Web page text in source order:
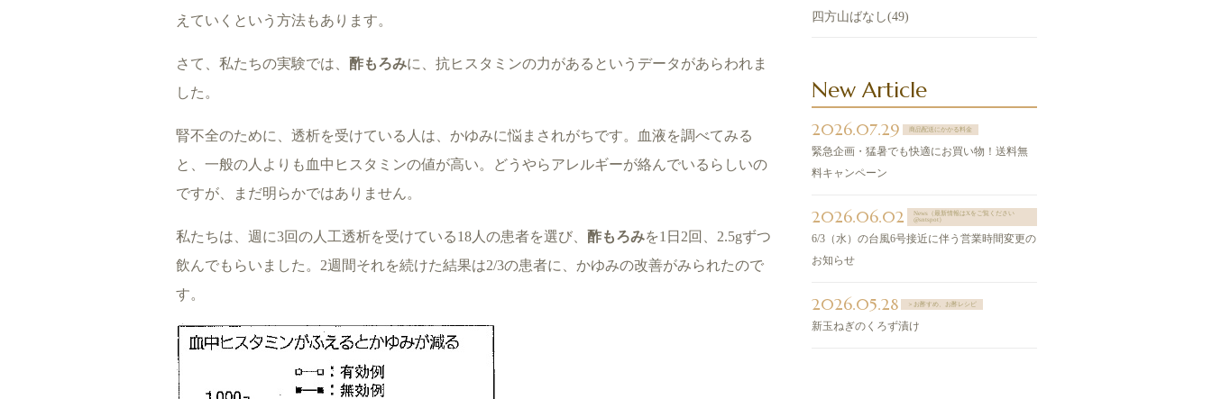
えていくという方法もあります。
さて、私たちの実験では、 酢もろみに、抗ヒスタミンの力があるというデータがあらわれま
した。
腎不全のために、透析を受けている人は、かゆみに悩まされがちです。血液を調べてみる
と、一般の人よりも血中ヒスタミンの値が高い。どうやらアレルギーが絡んでいるらしいの
ですが、まだ明らかではありません。
私たちは、週に3回の人工透析を受けている18人の患者を選び、 酢もろみを1日2回、2.5gずつ
飲んでもらいました。2週間それを続けた結果は2/3の患者に、かゆみの改善がみられたので
す。
四方山ばなし(49)
New Article
2026.07.29 商品配送にかかる料金
緊急企画・猛暑でも快適にお買い物！送料無
料キャンペーン
2026.06.02
News（最新情報はXをご覧ください
@sntspot）
6/3（水）の台風6号接近に伴う営業時間変更の
お知らせ
2026.05.28 ＞お酢すめ、お酢レシピ
新玉ねぎのくろず漬け